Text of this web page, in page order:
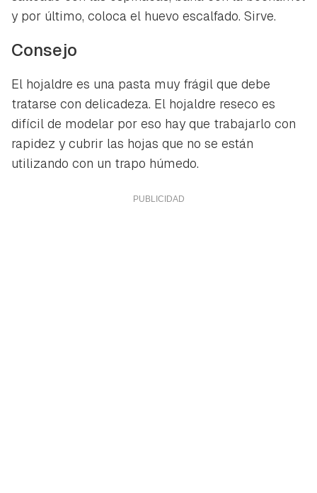
y por último, coloca el huevo escalfado. Sirve.
Consejo
El hojaldre es una pasta muy frágil que debe
tratarse con delicadeza. El hojaldre reseco es
difícil de modelar por eso hay que trabajarlo con
rapidez y cubrir las hojas que no se están
utilizando con un trapo húmedo.